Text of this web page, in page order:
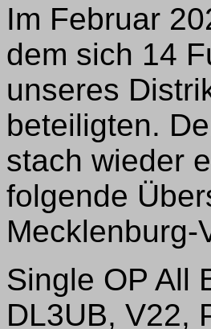
Im Februar
dem sich 14
unseres
beteiligten.
stach wieder
folgende
Mecklenburg-
Single OP All
DL3UB, V22,